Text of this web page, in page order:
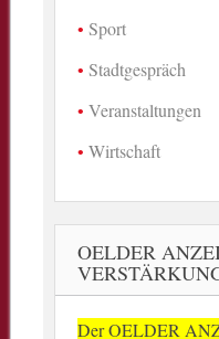
Sport
Stadtgespräch
Veranstaltungen
Wirtschaft
OELDER
Der OELDER